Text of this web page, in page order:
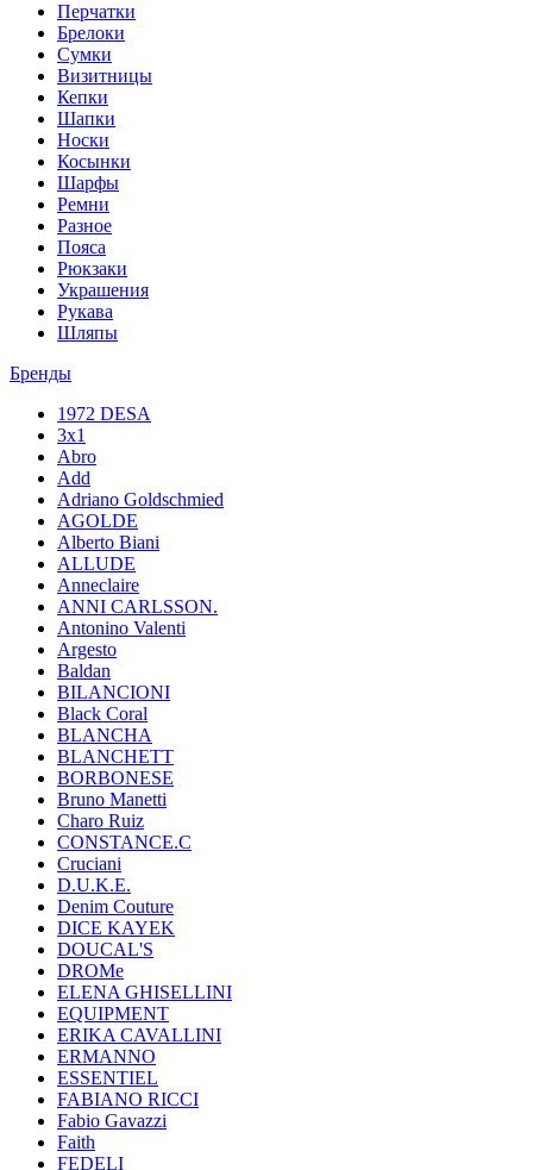
Перчатки
Брелоки
Сумки
Визитницы
Кепки
Шапки
Носки
Косынки
Шарфы
Ремни
Разное
Пояса
Рюкзаки
Украшения
Рукава
Шляпы
Бренды
1972 DESA
3x1
Abro
Add
Adriano Goldschmied
AGOLDE
Alberto Biani
ALLUDE
Anneclaire
ANNI CARLSSON.
Antonino Valenti
Argesto
Baldan
BILANCIONI
Black Coral
BLANCHA
BLANCHETT
BORBONESE
Bruno Manetti
Charo Ruiz
CONSTANCE.C
Cruciani
D.U.K.E.
Denim Couture
DICE KAYEK
DOUCAL'S
DROMe
ELENA GHISELLINI
EQUIPMENT
ERIKA CAVALLINI
ERMANNO
ESSENTIEL
FABIANO RICCI
Fabio Gavazzi
Faith
FEDELI